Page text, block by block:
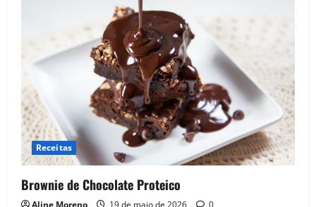
Receitas
Brownie de Chocolate Proteico
Aline Moreno 19 de maio de 2026 0